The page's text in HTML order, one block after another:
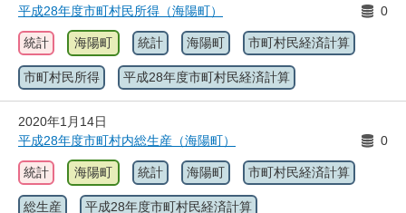
平成28年度市町村民所得（海陽町）
0
統計 海陽町 統計 海陽町 市町村民経済計算
市町村民所得 平成28年度市町村民経済計算
2020年1月14日
平成28年度市町村内総生産（海陽町）
0
統計 海陽町 統計 海陽町 市町村民経済計算
総生産 平成28年度市町村民経済計算